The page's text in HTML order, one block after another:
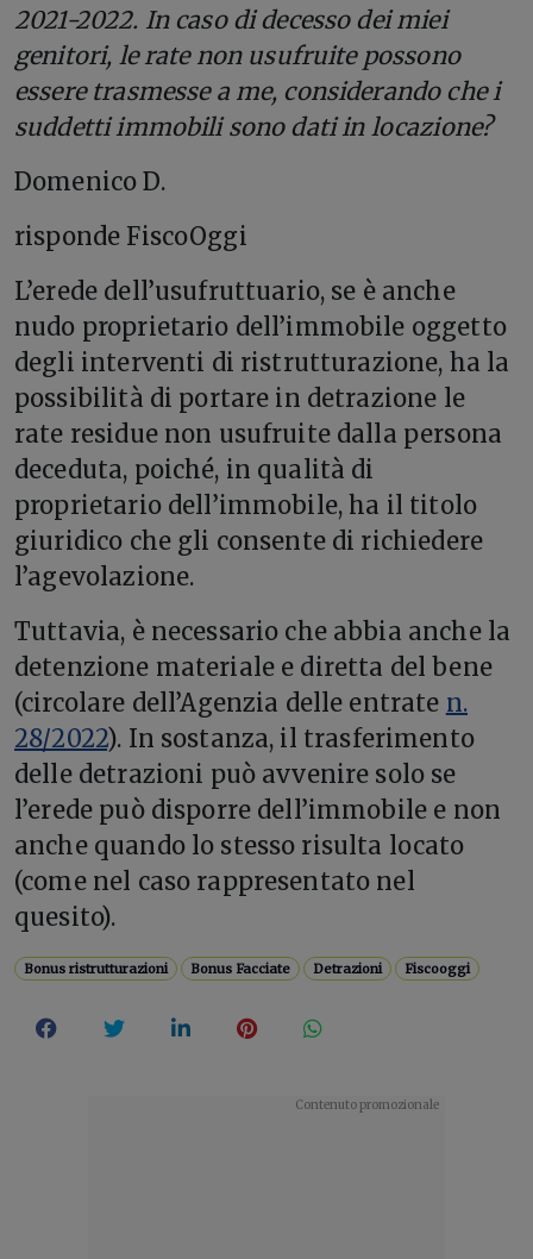
2021-2022. In caso di decesso dei miei
genitori, le rate non usufruite possono
essere trasmesse a me, considerando che i
suddetti immobili sono dati in locazione?
Domenico D.
risponde FiscoOggi
L’erede dell’usufruttuario, se è anche
nudo proprietario dell’immobile oggetto
degli interventi di ristrutturazione, ha la
possibilità di portare in detrazione le
rate residue non usufruite dalla persona
deceduta, poiché, in qualità di
proprietario dell’immobile, ha il titolo
giuridico che gli consente di richiedere
l’agevolazione.
Tuttavia, è necessario che abbia anche la
detenzione materiale e diretta del bene
(circolare dell’Agenzia delle entrate n.
28/2022). In sostanza, il trasferimento
delle detrazioni può avvenire solo se
l’erede può disporre dell’immobile e non
anche quando lo stesso risulta locato
(come nel caso rappresentato nel
quesito).
Bonus ristrutturazioni Bonus Facciate Detrazioni Fiscooggi